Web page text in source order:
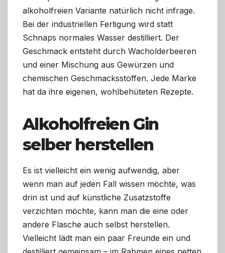
alkoholfreien Variante natürlich nicht infrage.
Bei der industriellen Fertigung wird statt
Schnaps normales Wasser destilliert. Der
Geschmack entsteht durch Wacholderbeeren
und einer Mischung aus Gewürzen und
chemischen Geschmacksstoffen. Jede Marke
hat da ihre eigenen, wohlbehüteten Rezepte.
Alkoholfreien Gin
selber herstellen
Es ist vielleicht ein wenig aufwendig, aber
wenn man auf jeden Fall wissen möchte, was
drin ist und auf künstliche Zusatzstoffe
verzichten möchte, kann man die eine oder
andere Flasche auch selbst herstellen.
Vielleicht lädt man ein paar Freunde ein und